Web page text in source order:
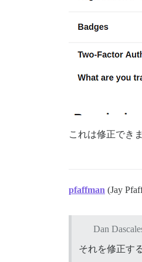
これは修正でき
pfaffman (Jay
Dan
それを修正す